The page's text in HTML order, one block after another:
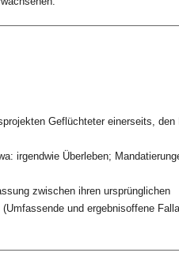
Geflüchteter einerseits, den
irgendwie Überleben;
zwischen ihren ursprünglichen
und ergebnisoffene